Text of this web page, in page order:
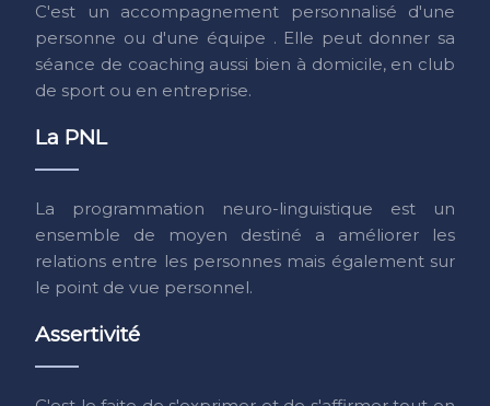
C'est un accompagnement personnalisé d'une
personne ou d'une équipe . Elle peut donner sa
séance de coaching aussi bien à domicile, en club
de sport ou en entreprise.
La PNL
La programmation neuro-linguistique est un
ensemble de moyen destiné a améliorer les
relations entre les personnes mais également sur
le point de vue personnel.
Assertivité